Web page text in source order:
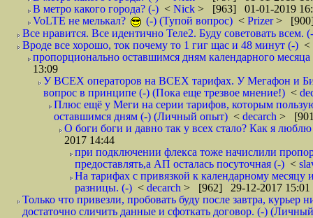
В метро какого города? (-) < Nick > [963] 01-01-2019
VoLTE не мелькал?
(-) (Тупой вопрос) < Prizer>
Все нравится. Все идентично Теле2. Буду советовать всем.
Вроде все хорошо, ток почему то 1 гиг щас и 48 минут (-) <
пропорционально оставшимся дням календарного
13:09
У ВСЕХ операторов на ВСЕХ тарифах. У Мегафон и Би
вопрос в принципе (-) (Пока еще трезвое мнение!) <
Плюс ещё у Меги на серии тарифов, которым
оставшимся дням (-) (Личный опыт) < decarch >
О боги боги и давно так у всех стало? Как я
2017 14:44
при подключении флекса тоже начислили
предоставлять,а АП осталась посуточная (-) <
На тарифах с привязкой к календарному
разницы. (-) < decarch > [962] 29-12-2017 15:01
Только что привезли, пробовать буду после завтра,
достаточно сличить данные и сфоткать договор. (-)